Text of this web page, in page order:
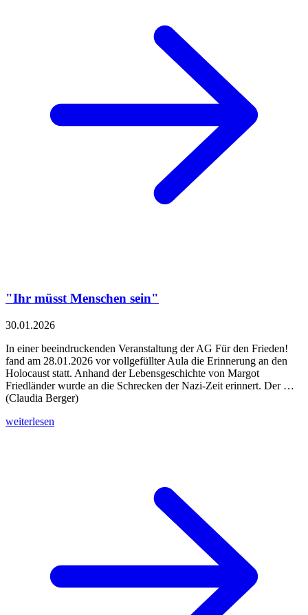
"Ihr müsst Menschen sein"
30.01.2026
In einer beeindruckenden Veranstaltung der AG Für den Frieden!
fand am 28.01.2026 vor vollgefüllter Aula die Erinnerung an den
Holocaust statt. Anhand der Lebensgeschichte von Margot
Friedländer wurde an die Schrecken der Nazi-Zeit erinnert. Der …
(Claudia Berger)
weiterlesen